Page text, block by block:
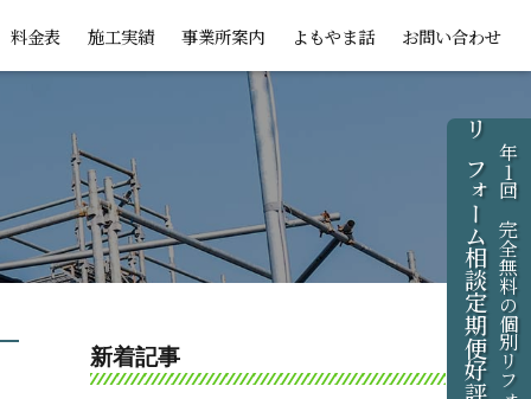
料金表 施工実績 事業所案内 よもやま話 お問い合わせ
年1回、完全無料の個別リフォーム相談
リフォーム相談定期便好評実施中！
新着記事